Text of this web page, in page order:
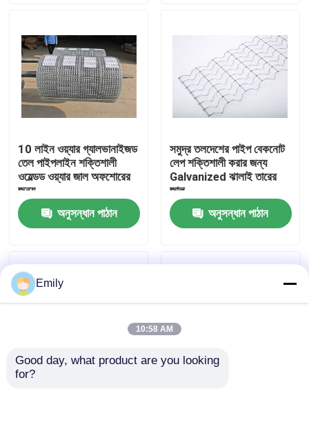
পণ্য
আমাদের সম্বন্ধে
কারখানা পরিদর্শন
গুণমান নিয়ন্ত্রণ
খবর
প্রসারিত ধাতু তারের জাল
10 লাইন ওয়্যার গ্যালভানাইজড
তেল পাইপলাইন শক্তিশালী
ওয়েল্ডড ওয়্যার জাল অফশোরের
জন্য
অনুসন্ধান পাঠান
সমুদ্র তলদেশের পাইপ বেকনোট
লেপ শক্তিশালী করার জন্য
Galvanized ঝালাই তারের
জাল
অনুসন্ধান পাঠান
Emily
10:58 AM
Good day, what product are you looking
for?